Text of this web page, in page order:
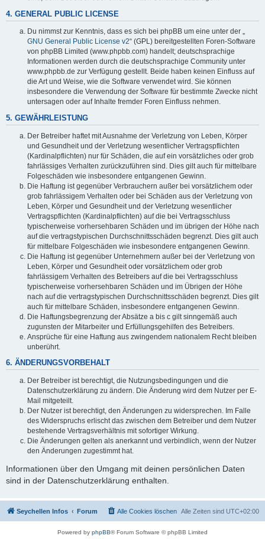
4. GENERAL PUBLIC LICENSE
Du nimmst zur Kenntnis, dass es sich bei phpBB um eine unter der „
GNU General Public License v2“ (GPL) bereitgestellten Foren-Software
von phpBB Limited (www.phpbb.com) handelt; deutschsprachige
Informationen werden durch die deutschsprachige Community unter
www.phpbb.de zur Verfügung gestellt. Beide haben keinen Einfluss auf
die Art und Weise, wie die Software verwendet wird. Sie können
insbesondere die Verwendung der Software für bestimmte Zwecke nicht
untersagen oder auf Inhalte fremder Foren Einfluss nehmen.
5. GEWÄHRLEISTUNG
Der Betreiber haftet mit Ausnahme der Verletzung von Leben, Körper
und Gesundheit und der Verletzung wesentlicher Vertragspflichten
(Kardinalpflichten) nur für Schäden, die auf ein vorsätzliches oder grob
fahrlässiges Verhalten zurückzuführen sind. Dies gilt auch für mittelbare
Folgeschäden wie insbesondere entgangenen Gewinn.
Die Haftung ist gegenüber Verbrauchern außer bei vorsätzlichem oder
grob fahrlässigem Verhalten oder bei Schäden aus der Verletzung von
Leben, Körper und Gesundheit und der Verletzung wesentlicher
Vertragspflichten (Kardinalpflichten) auf die bei Vertragsschluss
typischerweise vorhersehbaren Schäden und im übrigen der Höhe nach
auf die vertragstypischen Durchschnittsschäden begrenzt. Dies gilt auch
für mittelbare Folgeschäden wie insbesondere entgangenen Gewinn.
Die Haftung ist gegenüber Unternehmern außer bei der Verletzung von
Leben, Körper und Gesundheit oder vorsätzlichem oder grob
fahrlässigem Verhalten des Betreibers auf die bei Vertragsschluss
typischerweise vorhersehbaren Schäden und im Übrigen der Höhe
nach auf die vertragstypischen Durchschnittsschäden begrenzt. Dies gilt
auch für mittelbare Schäden, insbesondere entgangenen Gewinn.
Die Haftungsbegrenzung der Absätze a bis c gilt sinngemäß auch
zugunsten der Mitarbeiter und Erfüllungsgehilfen des Betreibers.
Ansprüche für eine Haftung aus zwingendem nationalem Recht bleiben
unberührt.
6. ÄNDERUNGSVORBEHALT
Der Betreiber ist berechtigt, die Nutzungsbedingungen und die
Datenschutzerklärung zu ändern. Die Änderung wird dem Nutzer per E-
Mail mitgeteilt.
Der Nutzer ist berechtigt, den Änderungen zu widersprechen. Im Falle
des Widerspruchs erlischt das zwischen dem Betreiber und dem Nutzer
bestehende Vertragsverhältnis mit sofortiger Wirkung.
Die Änderungen gelten als anerkannt und verbindlich, wenn der Nutzer
den Änderungen zugestimmt hat.
Informationen über den Umgang mit deinen persönlichen Daten
sind in der Datenschutzerklärung enthalten.
Seychellen Infos Forum Alle Zeiten sind UTC+02:00
Alle Cookies löschen
Powered by phpBB® Forum Software © phpBB Limited